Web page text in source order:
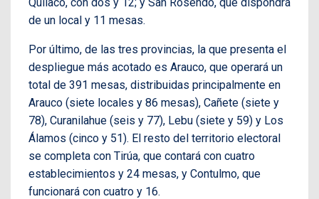
de un local y 11 mesas.
Por último, de las tres provincias, la que presenta el
despliegue más acotado es Arauco, que operará un
total de 391 mesas, distribuidas principalmente en
Arauco (siete locales y 86 mesas), Cañete (siete y
78), Curanilahue (seis y 77), Lebu (siete y 59) y Los
Álamos (cinco y 51). El resto del territorio electoral
se completa con Tirúa, que contará con cuatro
establecimientos y 24 mesas, y Contulmo, que
funcionará con cuatro y 16.